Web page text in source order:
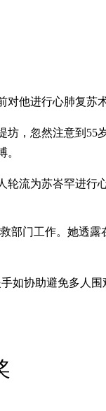
他进行心肺复
，忽然注意到
流为苏峇罕进
部门工作。她
如协助避免多人